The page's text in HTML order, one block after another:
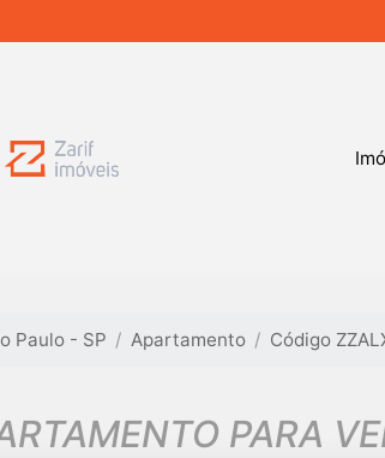
Paulo - SP Apartamento Código
PARA